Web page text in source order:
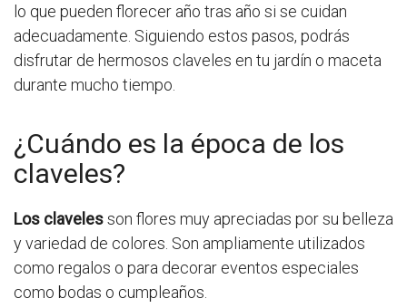
lo que pueden florecer año tras año si se cuidan
adecuadamente. Siguiendo estos pasos, podrás
disfrutar de hermosos claveles en tu jardín o maceta
durante mucho tiempo.
¿Cuándo es la época de los
claveles?
Los clavelesson flores muy apreciadas por su belleza
y variedad de colores. Son ampliamente utilizados
como regalos o para decorar eventos especiales
como bodas o cumpleaños.